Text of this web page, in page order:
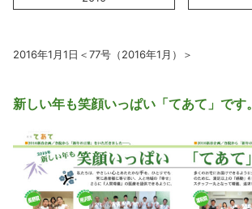
2016年1月1日＜77号（2016年1月）＞
新しい年も笑顔いっぱい「てあて」です。